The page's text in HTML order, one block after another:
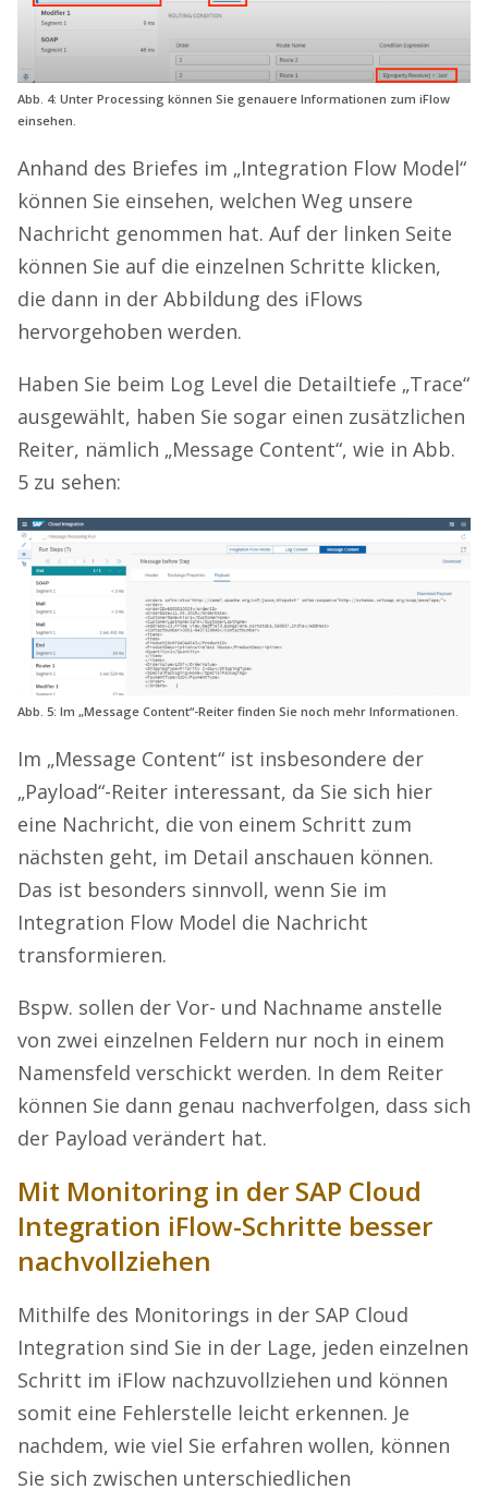
Abb. 4: Unter Processing können Sie genauere Informationen zum iFlow
einsehen.
Anhand des Briefes im „Integration Flow Model“
können Sie einsehen, welchen Weg unsere
Nachricht genommen hat. Auf der linken Seite
können Sie auf die einzelnen Schritte klicken,
die dann in der Abbildung des iFlows
hervorgehoben werden.
Haben Sie beim Log Level die Detailtiefe „Trace“
ausgewählt, haben Sie sogar einen zusätzlichen
Reiter, nämlich „Message Content“, wie in Abb.
5 zu sehen:
Abb. 5: Im „Message Content“-Reiter finden Sie noch mehr Informationen.
Im „Message Content“ ist insbesondere der
„Payload“-Reiter interessant, da Sie sich hier
eine Nachricht, die von einem Schritt zum
nächsten geht, im Detail anschauen können.
Das ist besonders sinnvoll, wenn Sie im
Integration Flow Model die Nachricht
transformieren.
Bspw. sollen der Vor- und Nachname anstelle
von zwei einzelnen Feldern nur noch in einem
Namensfeld verschickt werden. In dem Reiter
können Sie dann genau nachverfolgen, dass sich
der Payload verändert hat.
Mit Monitoring in der SAP Cloud
Integration iFlow-Schritte besser
nachvollziehen
Mithilfe des Monitorings in der SAP Cloud
Integration sind Sie in der Lage, jeden einzelnen
Schritt im iFlow nachzuvollziehen und können
somit eine Fehlerstelle leicht erkennen. Je
nachdem, wie viel Sie erfahren wollen, können
Sie sich zwischen unterschiedlichen